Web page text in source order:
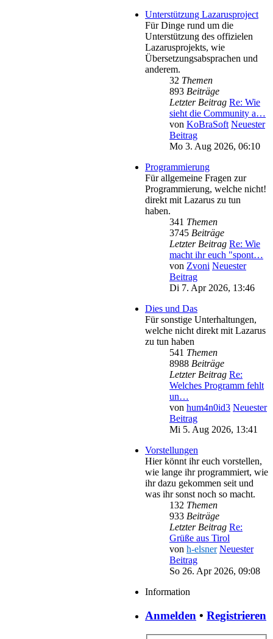
Unterstützung Lazarusproject
Für Dinge rund um die
Unterstützung des offizielen
Lazarusprojekts, wie
Übersetzungsabsprachen und
anderem.
32 Themen
893 Beiträge
Letzter Beitrag Re: Wie
sieht die Community a…
von KoBraSoft Neuester
Beitrag
Mo 3. Aug 2026, 06:10
Programmierung
Für allgemeine Fragen zur
Programmierung, welche nicht!
direkt mit Lazarus zu tun
haben.
341 Themen
3745 Beiträge
Letzter Beitrag Re: Wie
macht ihr euch "spont…
von Zvoni Neuester
Beitrag
Di 7. Apr 2026, 13:46
Dies und Das
Für sonstige Unterhaltungen,
welche nicht direkt mit Lazarus
zu tun haben
541 Themen
8988 Beiträge
Letzter Beitrag Re:
Welches Programm fehlt
un…
von hum4n0id3 Neuester
Beitrag
Mi 5. Aug 2026, 13:41
Vorstellungen
Hier könnt ihr euch vorstellen,
wie lange ihr programmiert, wie
ihr dazu gekommen seit und
was ihr sonst noch so macht.
132 Themen
933 Beiträge
Letzter Beitrag Re:
Grüße aus Tirol
von h-elsner Neuester
Beitrag
So 26. Apr 2026, 09:08
Information
Anmelden • Registrieren